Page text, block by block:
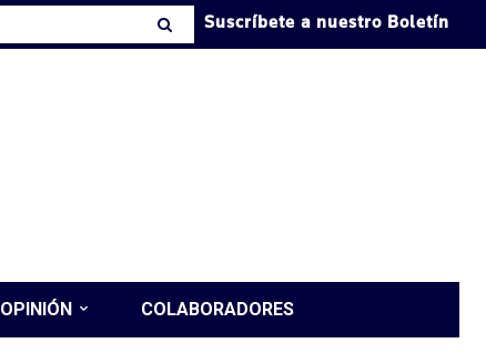
Suscríbete a nuestro Boletín
OPINIÓN COLABORADORES